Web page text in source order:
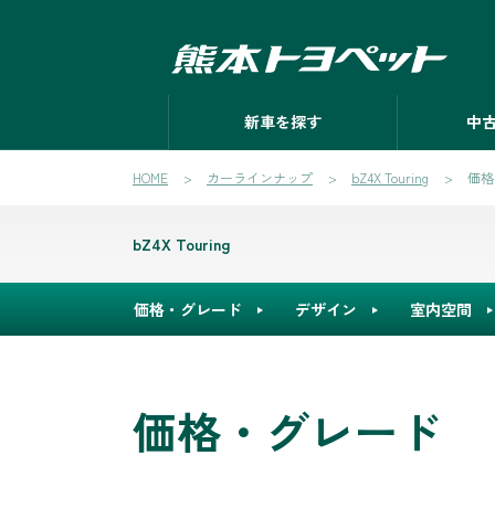
新車を探す 中
HOME カーラインナップ bZ4X Touring 価
bZ4X Touring
価格・グレード デザイン 室内空間
価格・グレード